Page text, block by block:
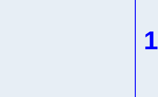
1